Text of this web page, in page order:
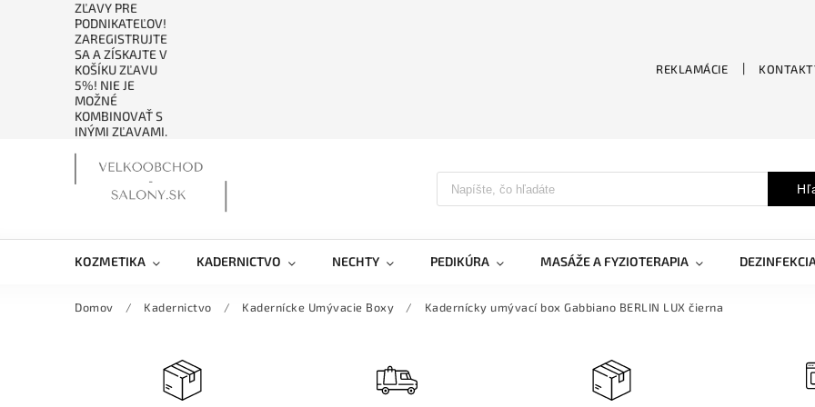
ZĽAVY PRE
PODNIKATEĽOV!
ZAREGISTRUJTE
SA A ZÍSKAJTE V
KOŠÍKU ZĽAVU
5%! NIE JE
MOŽNÉ
KOMBINOVAŤ S
INÝMI ZĽAVAMI.
REKLAMÁCIE
KOZMETIKA KADERNICTVO NECHTY PEDIKÚRA MASÁŽE A FYZIOTERAPIA
Domov / Kadernictvo / Kadernícke Umývacie Boxy / Kadernícky umývací box Gabbiano BERLIN LUX čierna